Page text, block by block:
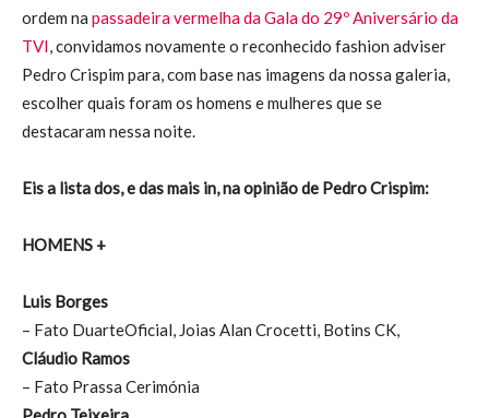
ordem na passadeira vermelha da Gala do 29º Aniversário da
TVI, convidamos novamente o reconhecido fashion adviser
Pedro Crispim para, com base nas imagens da nossa galeria,
escolher quais foram os homens e mulheres que se
destacaram nessa noite.
Eis a lista dos, e das mais in, na opinião de Pedro Crispim:
HOMENS +
Luis Borges
– Fato DuarteOficial, Joias Alan Crocetti, Botins CK,
Cláudio Ramos
– Fato Prassa Cerimónia